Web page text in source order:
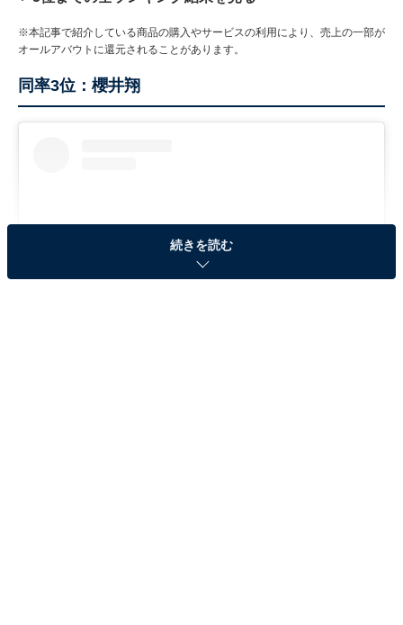
※本記事で紹介している商品の購入やサービスの利用により、売上の一部が
オールアバウトに還元されることがあります。
同率3位：櫻井翔
続きを読む